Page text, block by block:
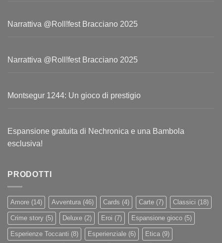
Narrattiva @Roll!fest Bracciano 2025
Narrattiva @Roll!fest Bracciano 2025
Montsegur 1244: Un gioco di prestigio
Espansione gratuita di Nechronica e una Bambola
esclusiva!
PRODOTTI
Amore (14) Avventura (46) Cards (4) Carte (7) Classici (18)
Crime story (5) Deluxe (2) Eroi (7) Espansione gioco (5)
Esperienze Toccanti (8) Esperienziale (6) Etica (9)